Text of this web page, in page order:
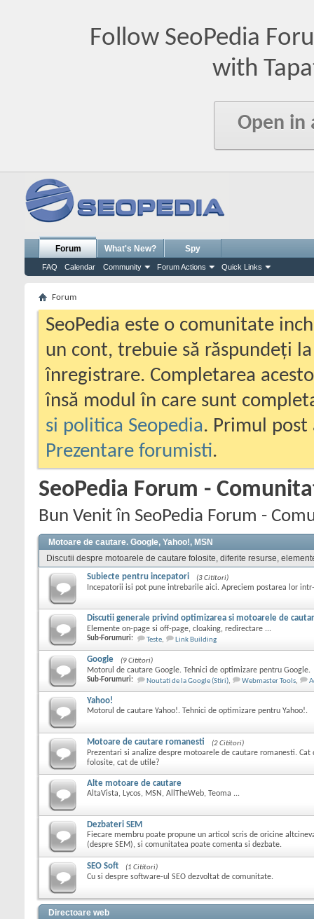
Follow SeoPedia
with
Open in
Forum
FAQ Calendar Community Forum Actions Quick Links
What's New? Spy
Forum
SeoPedia este o comunitate
un cont, trebuie să răspundeți
înregistrare. Completarea
însă modul în care sunt
si politica Seopedia. Primul
Prezentare forumisti.
SeoPedia Forum -
Bun Venit în SeoPedia Forum -
Motoare de cautare. Google, Yahoo!, MSN
Discutii despre motoarele de cautare folosite, diferite resurse,
Subiecte pentru incepatori (3 Cititori)
Incepatorii isi pot pune intrebarile aici. Apreciem postarea lor
Discutii generale privind optimizarea si motoarele de
Elemente on-page si off-page, cloaking, redirectare ...
Sub-Forumuri: Teste, Link Building
Google (9 Cititori)
Motorul de cautare Google. Tehnici de optimizare pentru Google.
Sub-Forumuri: Noutati de la Google (Stiri), Webmaster Tools,
Yahoo!
Motorul de cautare Yahoo!. Tehnici de optimizare pentru Yahoo!.
Motoare de cautare romanesti (2 Cititori)
Prezentari si analize despre motoarele de cautare romanesti. Cat
folosite, cat de utile?
Alte motoare de cautare
AltaVista, Lycos, MSN, AllTheWeb, Teoma ...
Dezbateri SEM
Fiecare membru poate propune un articol scris de oricine
(despre SEM), si comunitatea poate comenta si dezbate.
SEO Soft (1 Cititori)
Cu si despre software-ul SEO dezvoltat de comunitate.
Directoare web